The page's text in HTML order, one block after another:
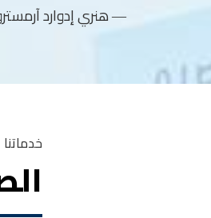
― هنري إدوارد
خدماتنا